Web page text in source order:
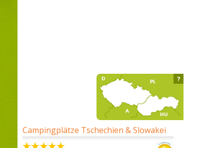
Campingplätze Tschechien & Slowakei
?